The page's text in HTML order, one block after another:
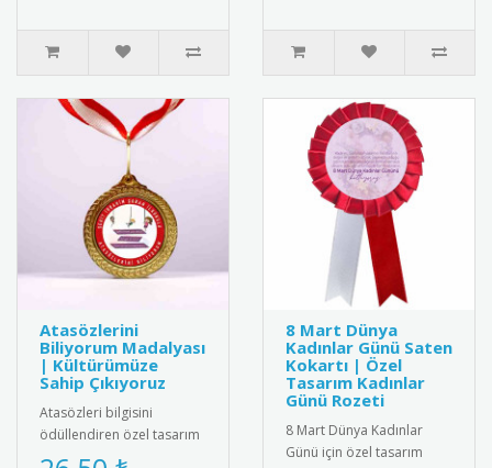
Atasözlerini
Biliyorum Madalyası
| Kültürümüze
Sahip Çıkıyoruz
Atasözleri bilgisini
ödüllendiren özel tasarım
madalya. Türk kültürünü
8 Mart Dünya
Kadınlar Günü Saten
Kokartı | Özel
Tasarım Kadınlar
Günü Rozeti
8 Mart Dünya Kadınlar
Günü için özel tasarım